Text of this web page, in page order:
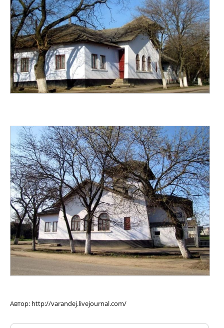
Автор: http://varandej.livejournal.com/